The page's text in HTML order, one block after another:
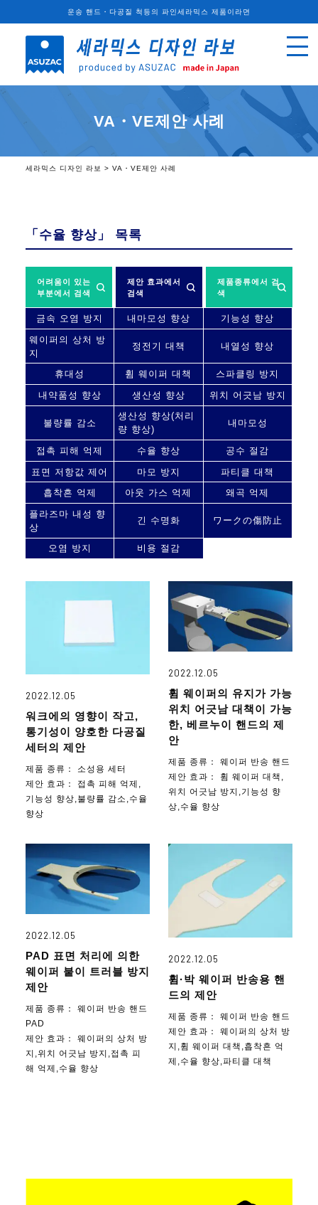
운송 핸드・다공질 척등의 파인세라믹스 제품이라면
VA・VE제안 사례
세라믹스 디자인 라보 > VA・VE제안 사례
「수율 향상」 목록
어려움이 있는
부분에서 검색
제안 효과에서
검색
제품종류에서 검
색
금속 오염 방지 내마모성 향상
기능성 향상
웨이퍼의 상처 방
지
정전기 대책 내열성 향상
휴대성 휨 웨이퍼 대책
스파클링 방지
내약품성 향상
생산성 향상 위치 어긋남 방지
불량률 감소
생산성 향상(처리
량 향상)
내마모성
접촉 피해 억제 수율 향상
공수 절감
표면 저항값 제어
마모 방지
파티클 대책
흡착흔 억제
아웃 가스 억제
왜곡 억제
플라즈마 내성 향
상
긴 수명화 ワークの傷防止
오염 방지 비용 절감
2022.12.05
워크에의 영향이 작고,
통기성이 양호한 다공질
세터의 제안
제품 종류： 소성용 세터
제안 효과： 접촉 피해 억제,
기능성 향상,불량률 감소,수율
향상
2022.12.05
휨 웨이퍼의 유지가 가능
위치 어긋남 대책이 가능
한, 베르누이 핸드의 제
안
제품 종류：웨이퍼 반송 핸드
제안 효과： 휨 웨이퍼 대책,
위치 어긋남 방지,기능성 향
상,수율 향상
2022.12.05
PAD 표면 처리에 의한
웨이퍼 붙이 트러블 방지
제안
제품 종류： 웨이퍼 반송 핸드
PAD
제안 효과： 웨이퍼의 상처 방
지,위치 어긋남 방지,접촉 피
해 억제,수율 향상
2022.12.05
휨·박 웨이퍼 반송용 핸
드의 제안
제품 종류：웨이퍼 반송 핸드
제안 효과：웨이퍼의 상처 방
지,휨 웨이퍼 대책,흡착흔 억
제,수율 향상,파티클 대책